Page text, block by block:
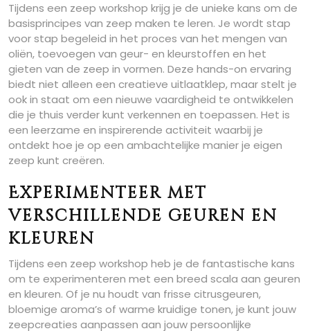
Tijdens een zeep workshop krijg je de unieke kans om de
basisprincipes van zeep maken te leren. Je wordt stap
voor stap begeleid in het proces van het mengen van
oliën, toevoegen van geur- en kleurstoffen en het
gieten van de zeep in vormen. Deze hands-on ervaring
biedt niet alleen een creatieve uitlaatklep, maar stelt je
ook in staat om een nieuwe vaardigheid te ontwikkelen
die je thuis verder kunt verkennen en toepassen. Het is
een leerzame en inspirerende activiteit waarbij je
ontdekt hoe je op een ambachtelijke manier je eigen
zeep kunt creëren.
Experimenteer met
verschillende geuren en
kleuren
Tijdens een zeep workshop heb je de fantastische kans
om te experimenteren met een breed scala aan geuren
en kleuren. Of je nu houdt van frisse citrusgeuren,
bloemige aroma’s of warme kruidige tonen, je kunt jouw
zeepcreaties aanpassen aan jouw persoonlijke